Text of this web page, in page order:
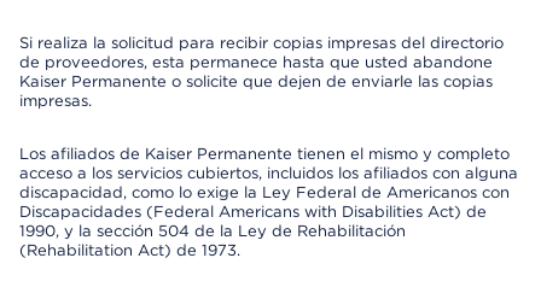
Si realiza la solicitud para recibir copias impresas del directorio
de proveedores, esta permanece hasta que usted abandone
Kaiser Permanente o solicite que dejen de enviarle las copias
impresas.
Los afiliados de Kaiser Permanente tienen el mismo y completo
acceso a los servicios cubiertos, incluidos los afiliados con alguna
discapacidad, como lo exige la Ley Federal de Americanos con
Discapacidades (Federal Americans with Disabilities Act) de
1990, y la sección 504 de la Ley de Rehabilitación
(Rehabilitation Act) de 1973.